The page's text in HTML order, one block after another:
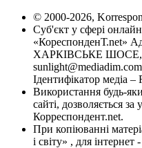
© 2000-2026,
Суб'єкт у сфері
«КореспонденТ.net»
ХАРКІВСЬКЕ ШОСЕ,
Ідентифікатор медіа –
Використання будь-
сайті, дозволяється
Корреспондент.net.
При копіюванні
і світу» , для